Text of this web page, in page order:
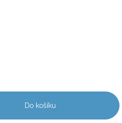
Do košíku